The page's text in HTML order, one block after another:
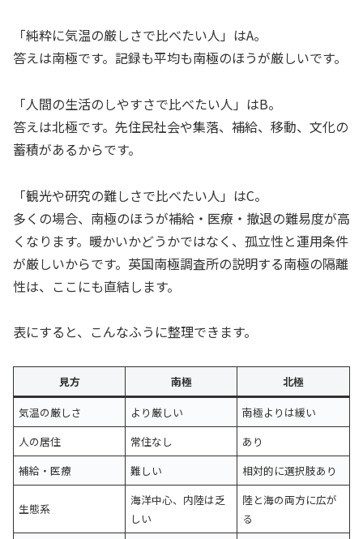
「純粋に気温の厳しさで比べたい人」はA。
答えは南極です。記録も平均も南極のほうが厳しいです。
「人間の生活のしやすさで比べたい人」はB。
答えは北極です。先住民社会や集落、補給、移動、文化の
蓄積があるからです。
「観光や研究の難しさで比べたい人」はC。
多くの場合、南極のほうが補給・医療・撤退の難易度が高
くなります。暖かいかどうかではなく、孤立性と運用条件
が厳しいからです。英国南極調査所の説明する南極の隔離
性は、ここにも直結します。
表にすると、こんなふうに整理できます。
見方 南極
北極
気温の厳しさ
より厳しい
南極よりは緩い
人の居住
常住なし
あり
補給・医療
難しい 相対的に選択肢あり
生態系
海洋中心、内陸は乏
しい
陸と海の両方に広が
る